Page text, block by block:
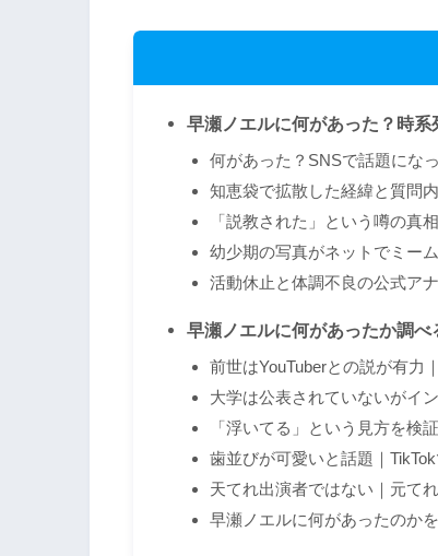
早瀬ノエルに何があった？時系
何があった？SNSで話題にな
知恵袋で拡散した経緯と質問
「説教された」という噂の真
幼少期の写真がネットでミー
活動休止と体調不良の公式ア
早瀬ノエルに何があったか調
前世はYouTuberとの説が有力
大学は公表されていないがイ
「浮いてる」という見方を検
歯並びが可愛いと話題｜
天てれ出演者ではない｜元て
早瀬ノエルに何があったのか